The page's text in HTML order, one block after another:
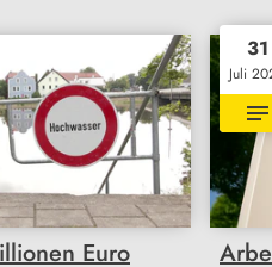
Euro
31
Juli